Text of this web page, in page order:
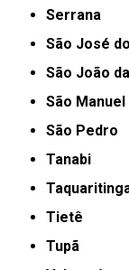
Serrana
São José
São João
São Manuel
São Pedro
Tanabi
Tietê
Tupã